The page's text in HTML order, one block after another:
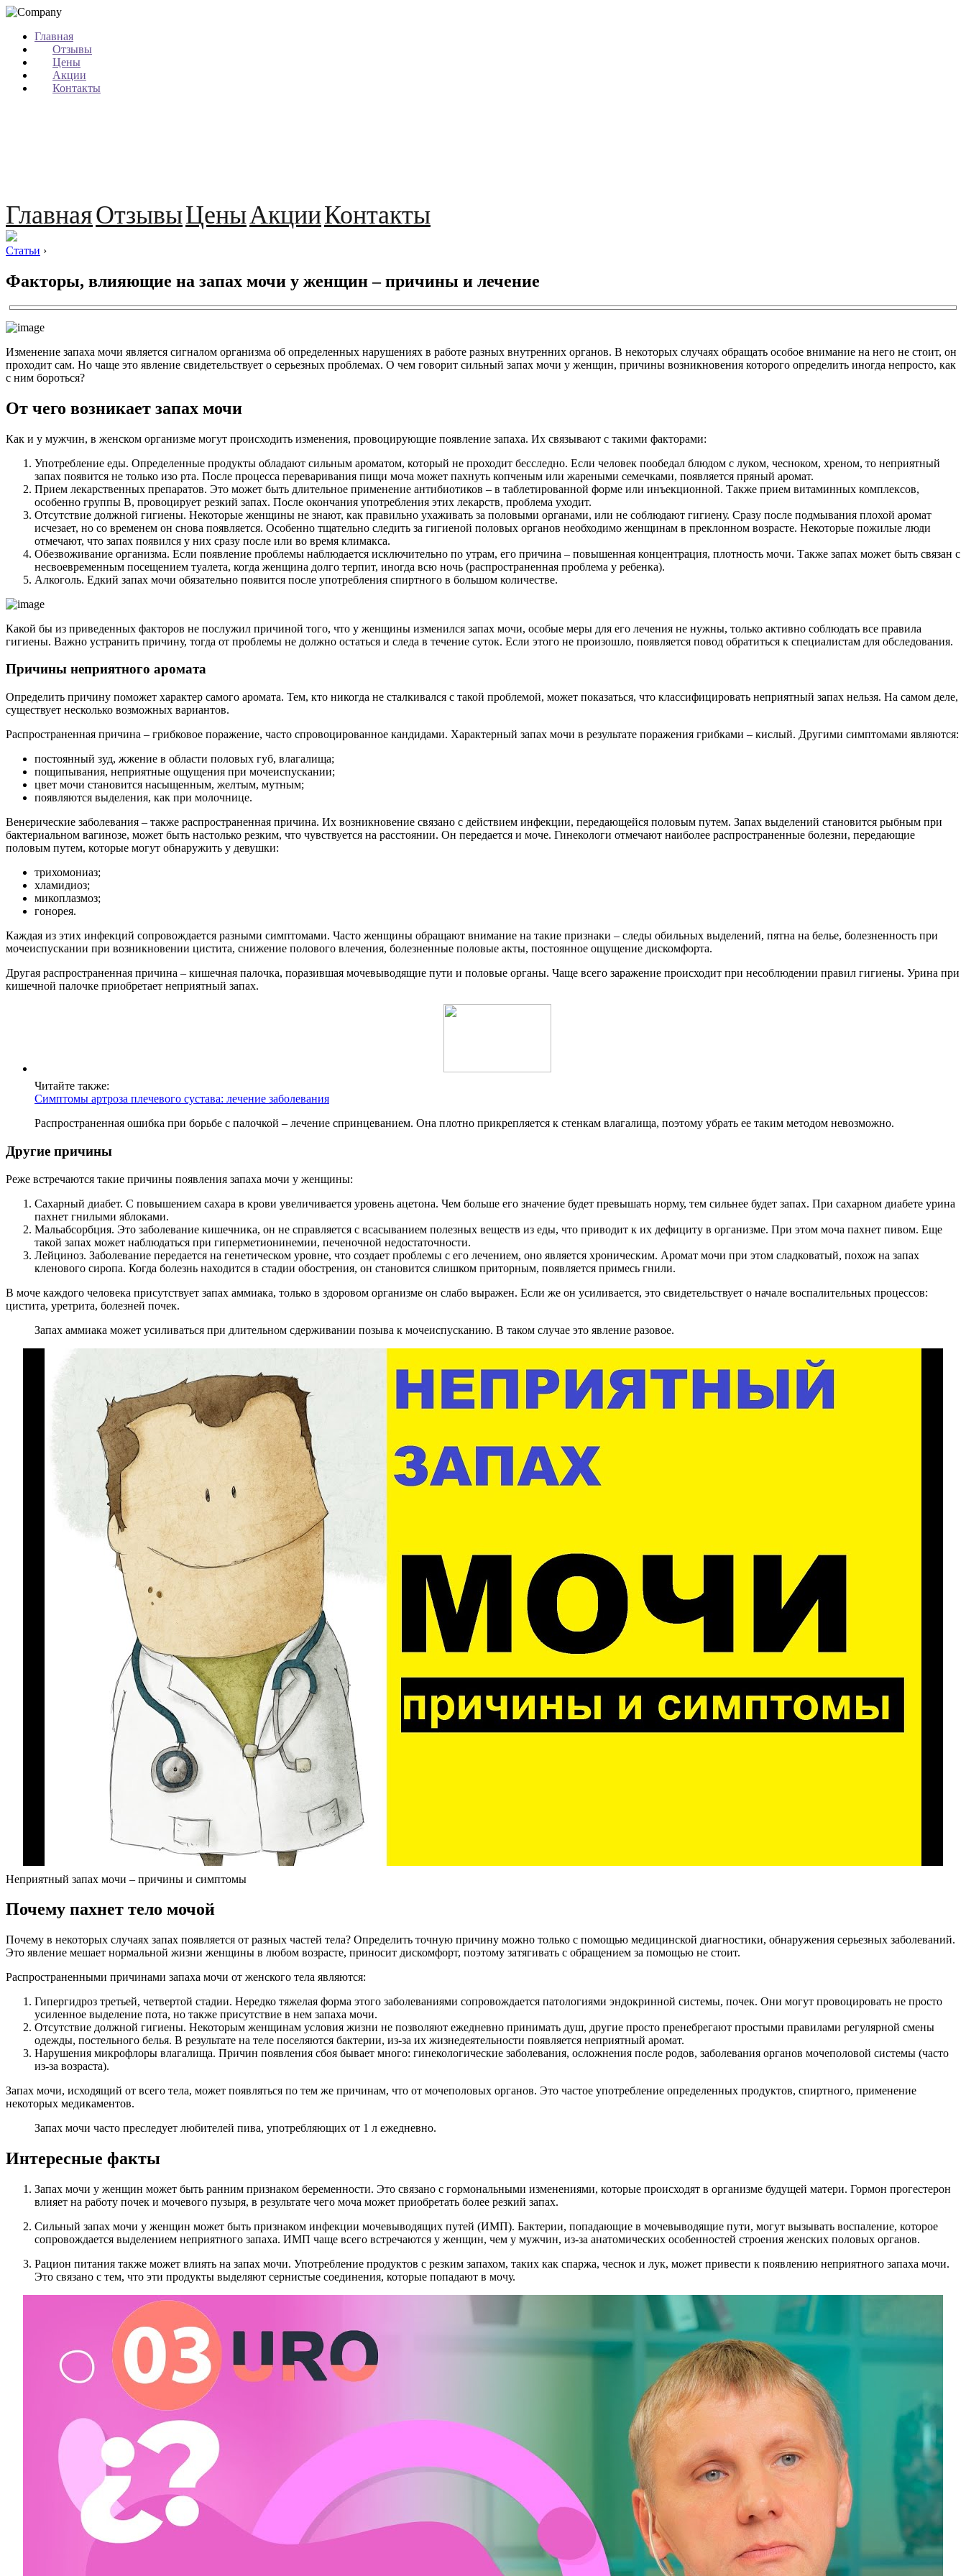
Главная
Отзывы
Цены
Акции
Контакты
ГлавнаяОтзывыЦеныАкцииКонтакты
Статьи ›
Факторы, влияющие на запах мочи у женщин – причины и лечение
Изменение запаха мочи является сигналом организма об определенных нарушениях в работе разных внутренних органов. В некоторых случаях обращать особое внимание на него не стоит, он
проходит сам. Но чаще это явление свидетельствует о серьезных проблемах. О чем говорит сильный запах мочи у женщин, причины возникновения которого определить иногда непросто, как
с ним бороться?
От чего возникает запах мочи
Как и у мужчин, в женском организме могут происходить изменения, провоцирующие появление запаха. Их связывают с такими факторами:
Употребление еды. Определенные продукты обладают сильным ароматом, который не проходит бесследно. Если человек пообедал блюдом с луком, чесноком, хреном, то неприятный
запах появится не только изо рта. После процесса переваривания пищи моча может пахнуть копченым или жареными семечками, появляется пряный аромат.
Прием лекарственных препаратов. Это может быть длительное применение антибиотиков – в таблетированной форме или инъекционной. Также прием витаминных комплексов,
особенно группы В, провоцирует резкий запах. После окончания употребления этих лекарств, проблема уходит.
Отсутствие должной гигиены. Некоторые женщины не знают, как правильно ухаживать за половыми органами, или не соблюдают гигиену. Сразу после подмывания плохой аромат
исчезает, но со временем он снова появляется. Особенно тщательно следить за гигиеной половых органов необходимо женщинам в преклонном возрасте. Некоторые пожилые люди
отмечают, что запах появился у них сразу после или во время климакса.
Обезвоживание организма. Если появление проблемы наблюдается исключительно по утрам, его причина – повышенная концентрация, плотность мочи. Также запах может быть связан с
несвоевременным посещением туалета, когда женщина долго терпит, иногда всю ночь (распространенная проблема у ребенка).
Алкоголь. Едкий запах мочи обязательно появится после употребления спиртного в большом количестве.
Какой бы из приведенных факторов не послужил причиной того, что у женщины изменился запах мочи, особые меры для его лечения не нужны, только активно соблюдать все правила
гигиены. Важно устранить причину, тогда от проблемы не должно остаться и следа в течение суток. Если этого не произошло, появляется повод обратиться к специалистам для обследования.
Причины неприятного аромата
Определить причину поможет характер самого аромата. Тем, кто никогда не сталкивался с такой проблемой, может показаться, что классифицировать неприятный запах нельзя. На самом деле,
существует несколько возможных вариантов.
Распространенная причина – грибковое поражение, часто спровоцированное кандидами. Характерный запах мочи в результате поражения грибками – кислый. Другими симптомами являются:
постоянный зуд, жжение в области половых губ, влагалища;
пощипывания, неприятные ощущения при мочеиспускании;
цвет мочи становится насыщенным, желтым, мутным;
появляются выделения, как при молочнице.
Венерические заболевания – также распространенная причина. Их возникновение связано с действием инфекции, передающейся половым путем. Запах выделений становится рыбным при
бактериальном вагинозе, может быть настолько резким, что чувствуется на расстоянии. Он передается и моче. Гинекологи отмечают наиболее распространенные болезни, передающие
половым путем, которые могут обнаружить у девушки:
трихомониаз;
хламидиоз;
микоплазмоз;
гонорея.
Каждая из этих инфекций сопровождается разными симптомами. Часто женщины обращают внимание на такие признаки – следы обильных выделений, пятна на белье, болезненность при
мочеиспускании при возникновении цистита, снижение полового влечения, болезненные половые акты, постоянное ощущение дискомфорта.
Другая распространенная причина – кишечная палочка, поразившая мочевыводящие пути и половые органы. Чаще всего заражение происходит при несоблюдении правил гигиены. Урина при
кишечной палочке приобретает неприятный запах.
Читайте также:
Симптомы артроза плечевого сустава: лечение заболевания
Распространенная ошибка при борьбе с палочкой – лечение спринцеванием. Она плотно прикрепляется к стенкам влагалища, поэтому убрать ее таким методом невозможно.
Другие причины
Реже встречаются такие причины появления запаха мочи у женщины:
Сахарный диабет. С повышением сахара в крови увеличивается уровень ацетона. Чем больше его значение будет превышать норму, тем сильнее будет запах. При сахарном диабете урина
пахнет гнилыми яблоками.
Мальабсорбция. Это заболевание кишечника, он не справляется с всасыванием полезных веществ из еды, что приводит к их дефициту в организме. При этом моча пахнет пивом. Еще
такой запах может наблюдаться при гиперметионинемии, печеночной недостаточности.
Лейциноз. Заболевание передается на генетическом уровне, что создает проблемы с его лечением, оно является хроническим. Аромат мочи при этом сладковатый, похож на запах
кленового сиропа. Когда болезнь находится в стадии обострения, он становится слишком приторным, появляется примесь гнили.
В моче каждого человека присутствует запах аммиака, только в здоровом организме он слабо выражен. Если же он усиливается, это свидетельствует о начале воспалительных процессов:
цистита, уретрита, болезней почек.
Запах аммиака может усиливаться при длительном сдерживании позыва к мочеиспусканию. В таком случае это явление разовое.
Неприятный запах мочи – причины и симптомы
Почему пахнет тело мочой
Почему в некоторых случаях запах появляется от разных частей тела? Определить точную причину можно только с помощью медицинской диагностики, обнаружения серьезных заболеваний.
Это явление мешает нормальной жизни женщины в любом возрасте, приносит дискомфорт, поэтому затягивать с обращением за помощью не стоит.
Распространенными причинами запаха мочи от женского тела являются:
Гипергидроз третьей, четвертой стадии. Нередко тяжелая форма этого заболеваниями сопровождается патологиями эндокринной системы, почек. Они могут провоцировать не просто
усиленное выделение пота, но также присутствие в нем запаха мочи.
Отсутствие должной гигиены. Некоторым женщинам условия жизни не позволяют ежедневно принимать душ, другие просто пренебрегают простыми правилами регулярной смены
одежды, постельного белья. В результате на теле поселяются бактерии, из-за их жизнедеятельности появляется неприятный аромат.
Нарушения микрофлоры влагалища. Причин появления сбоя бывает много: гинекологические заболевания, осложнения после родов, заболевания органов мочеполовой системы (часто
из-за возраста).
Запах мочи, исходящий от всего тела, может появляться по тем же причинам, что от мочеполовых органов. Это частое употребление определенных продуктов, спиртного, применение
некоторых медикаментов.
Запах мочи часто преследует любителей пива, употребляющих от 1 л ежедневно.
Интересные факты
Запах мочи у женщин может быть ранним признаком беременности. Это связано с гормональными изменениями, которые происходят в организме будущей матери. Гормон прогестерон
влияет на работу почек и мочевого пузыря, в результате чего моча может приобретать более резкий запах.
Сильный запах мочи у женщин может быть признаком инфекции мочевыводящих путей (ИМП). Бактерии, попадающие в мочевыводящие пути, могут вызывать воспаление, которое
сопровождается выделением неприятного запаха. ИМП чаще всего встречаются у женщин, чем у мужчин, из-за анатомических особенностей строения женских половых органов.
Рацион питания также может влиять на запах мочи. Употребление продуктов с резким запахом, таких как спаржа, чеснок и лук, может привести к появлению неприятного запаха мочи.
Это связано с тем, что эти продукты выделяют сернистые соединения, которые попадают в мочу.